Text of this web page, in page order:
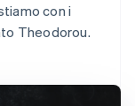
con i
Theodorou.